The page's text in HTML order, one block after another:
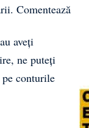
Comentează
aveți
ne puteți
pe conturile